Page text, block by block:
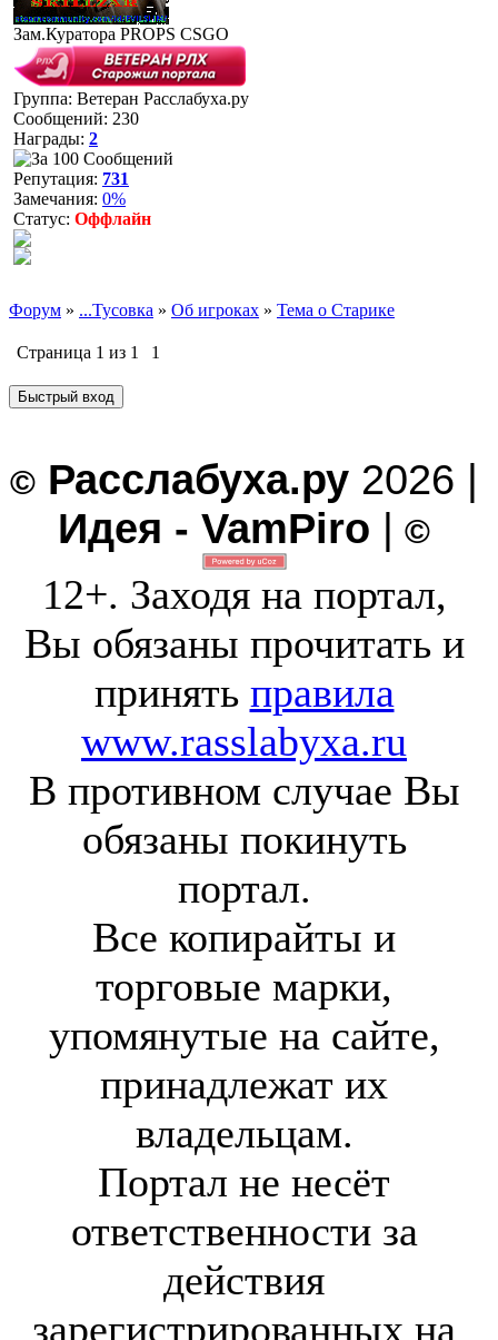
Зам.Куратора PROPS CSGO
Группа: Ветеран Расслабуха.ру
Сообщений: 230
Награды: 2
Репутация: 731
Замечания: 0%
Статус: Оффлайн
Форум » ...Тусовка » Об игроках » Тема о Старике
Страница 1 из 1 1
© Расслабуха.ру 2026 |
Идея - VamPiro | ©
12+. Заходя на портал,
Вы обязаны прочитать и
принять правила
www.rasslabyxa.ru
В противном случае Вы
обязаны покинуть
портал.
Все копирайты и
торговые марки,
упомянутые на сайте,
принадлежат их
владельцам.
Портал не несёт
ответственности за
действия
зарегистрированных на